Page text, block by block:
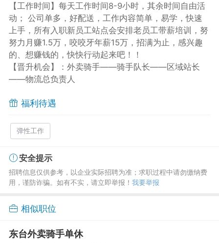
【工作时间】每天工作时间8-9小时，其余时间自由活
动； 公司单多，好配送，工作内容简单，易学，快速
上手，所有入职新员工站点会安排老员工带薪培训，努
努力月赚1.5万，咬咬牙年薪15万，招满为止，感兴趣
的、想赚钱的，快快行动起来吧！！
【晋升机会】：外卖骑手——骑手队长——区域站长
——物流总负责人
福利待遇
弹性工作
安全提示
招聘信息仅供参考，以企业实际招聘为准；求职过程中请勿缴纳费
用，谨防诈骗。如有不实，请立即举报！ 我要举报
相似职位
东台外卖骑手单休